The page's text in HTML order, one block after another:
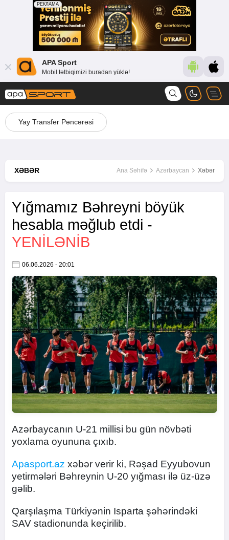
APA Sport
Mobil tətbiqimizi buradan yüklə!
Yay Transfer Pəncərəsi
XƏBƏR Ana Səhifə Azərbaycan Xəbər
Yığmamız Bəhreyni böyük
hesabla məğlub etdi -
YENİLƏNİB
06.06.2026 - 20:01
Azərbaycanın U-21 millisi bu gün növbəti
yoxlama oyununa çıxıb.
Apasport.az xəbər verir ki, Rəşad Eyyubovun
yetirmələri Bəhreynin U-20 yığması ilə üz-üzə
gəlib.
Qarşılaşma Türkiyənin Isparta şəhərindəki
SAV stadionunda keçirilib.